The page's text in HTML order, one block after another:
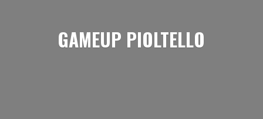
GAMEUP PIOLTELLO